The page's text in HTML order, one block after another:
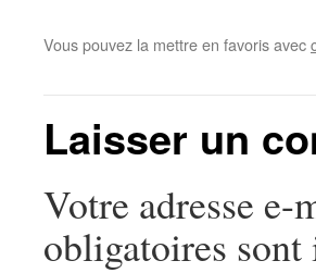
Vous pouvez la mettre en favoris avec
Laisser un
Votre adresse e-
obligatoires